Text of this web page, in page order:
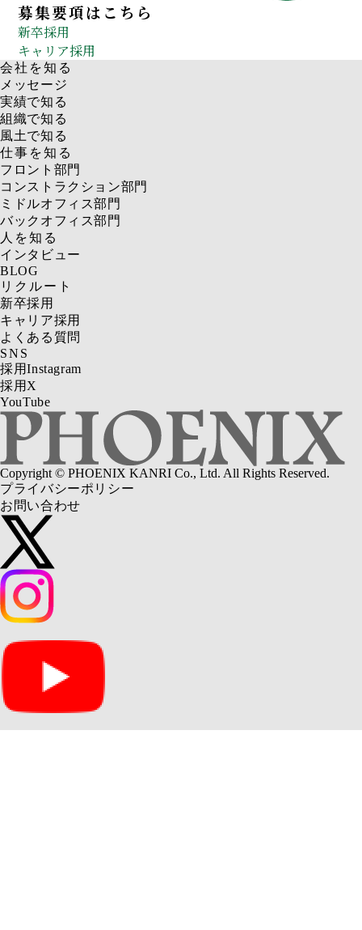
募集要項はこちら
新卒採用
キャリア採用
会社を知る
メッセージ
実績で知る
組織で知る
風土で知る
仕事を知る
フロント部門
コンストラクション部門
ミドルオフィス部門
バックオフィス部門
人を知る
インタビュー
BLOG
リクルート
新卒採用
キャリア採用
よくある質問
SNS
採用Instagram
採用X
YouTube
Copyright © PHOENIX KANRI Co., Ltd. All Rights Reserved.
プライバシーポリシー
お問い合わせ